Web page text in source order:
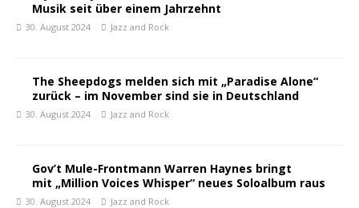
Musik seit über einem Jahrzehnt
30. August 2024 Jazz and Rock
The Sheepdogs melden sich mit „Paradise Alone“
zurück – im November sind sie in Deutschland
30. August 2024 Jazz and Rock
Gov’t Mule-Frontmann Warren Haynes bringt
mit „Million Voices Whisper“ neues Soloalbum raus
30. August 2024 Jazz and Rock